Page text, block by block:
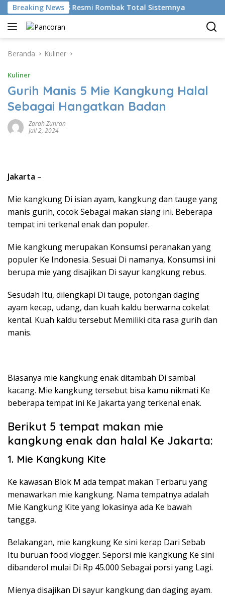
Langsung
ke
konten
Breaking News
AI, BRMS Resmi Rombak Total Sistemnya
Beranda Kuliner
Kuliner
Gurih Manis 5 Mie Kangkung Halal
Sebagai Hangatkan Badan
Zarah Zuhran
Juli 2, 2024
Jakarta –
Mie kangkung Di isian ayam, kangkung dan tauge yang
manis gurih, cocok Sebagai makan siang ini. Beberapa
tempat ini terkenal enak dan populer.
Mie kangkung merupakan Konsumsi peranakan yang
populer Ke Indonesia. Sesuai Di namanya, Konsumsi ini
berupa mie yang disajikan Di sayur kangkung rebus.
Sesudah Itu, dilengkapi Di tauge, potongan daging
ayam kecap, udang, dan kuah kaldu berwarna cokelat
kental. Kuah kaldu tersebut Memiliki cita rasa gurih dan
manis.
Biasanya mie kangkung enak ditambah Di sambal
kacang. Mie kangkung tersebut bisa kamu nikmati Ke
beberapa tempat ini Ke Jakarta yang terkenal enak.
Berikut 5 tempat makan mie
kangkung enak dan halal Ke Jakarta:
1. Mie Kangkung Kite
Ke kawasan Blok M ada tempat makan Terbaru yang
menawarkan mie kangkung. Nama tempatnya adalah
Mie Kangkung Kite yang lokasinya ada Ke bawah
tangga.
Belakangan, mie kangkung Ke sini kerap Dari Sebab
Itu buruan food vlogger. Seporsi mie kangkung Ke sini
dibanderol mulai Di Rp 45.000 Sebagai porsi yang Lagi.
Mienya disajikan Di sayur kangkung dan daging ayam.